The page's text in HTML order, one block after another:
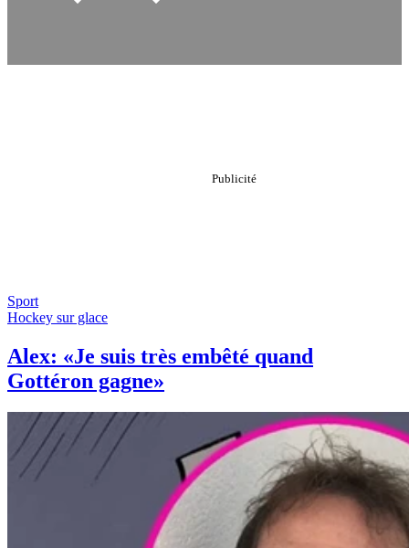
Sport
Hockey sur glace
Alex: «Je suis très embêté quand
Gottéron gagne»